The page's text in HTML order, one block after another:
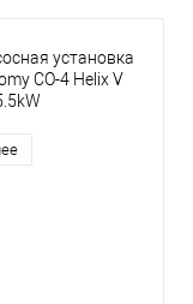
установка
CO-4 Helix V